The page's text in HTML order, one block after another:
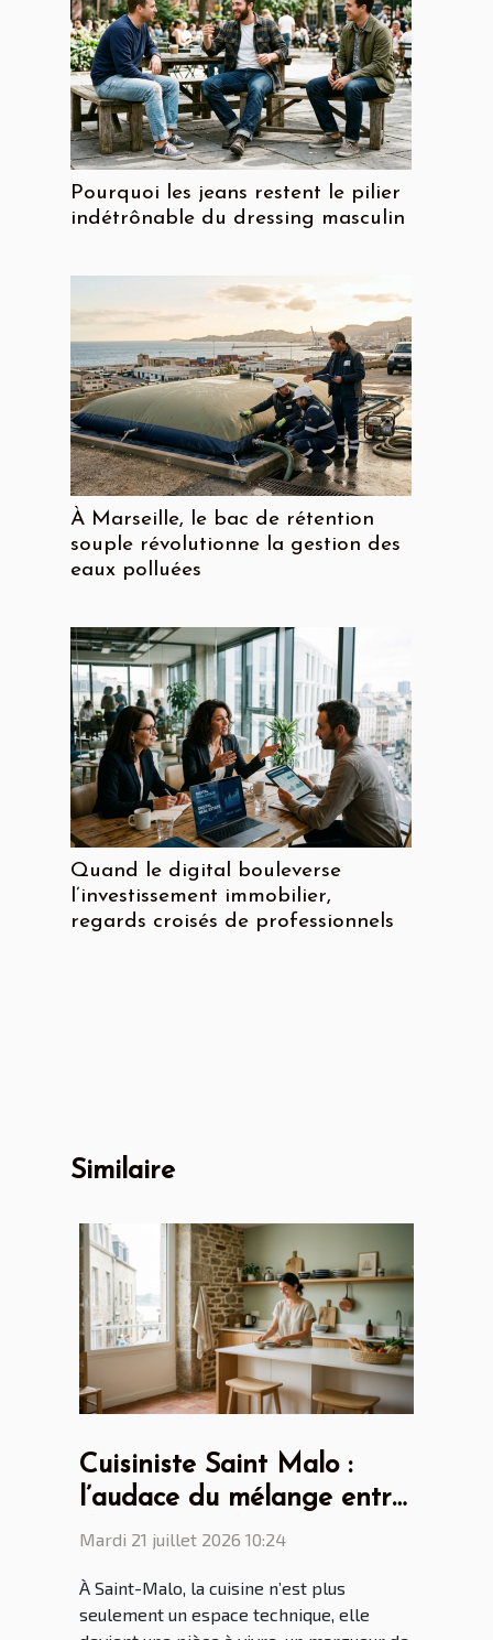
Pourquoi les jeans restent le pilier
indétrônable du dressing masculin
À Marseille, le bac de rétention
souple révolutionne la gestion des
eaux polluées
Quand le digital bouleverse
l’investissement immobilier,
regards croisés de professionnels
Similaire
Cuisiniste Saint Malo :
l’audace du mélange entre
design scandinave et
Mardi 21 juillet 2026 10:24
À Saint-Malo, la cuisine n’est plus
seulement un espace technique, elle